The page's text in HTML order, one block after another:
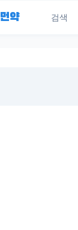
먼약 검색